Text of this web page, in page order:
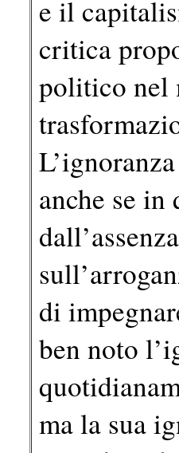
e il
critica
politico nel
anche se
di
ben noto
ma la sua